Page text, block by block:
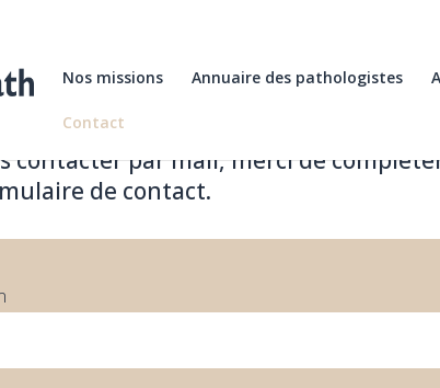
Nos missions Annuaire des pathologistes
Contact
contacter par mail, merci de
de contact.